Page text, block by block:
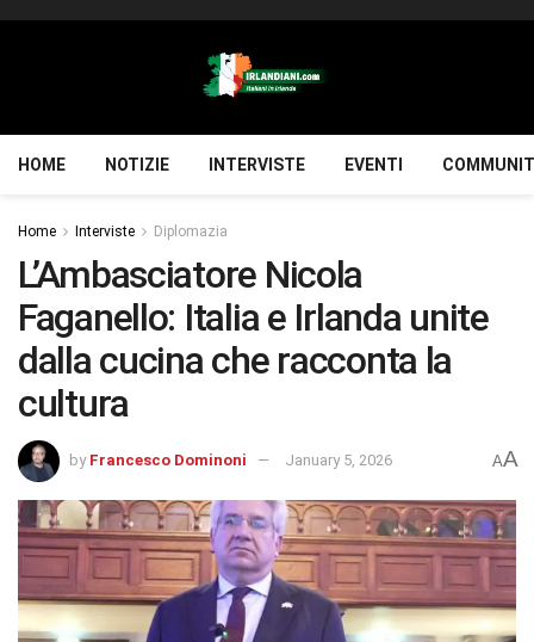
HOME NOTIZIE INTERVISTE EVENTI
Home Interviste Diplomazia
L’Ambasciatore Nicola
Faganello: Italia e Irlanda unite
dalla cucina che racconta la
cultura
by Francesco Dominoni January 5, 2026 AA